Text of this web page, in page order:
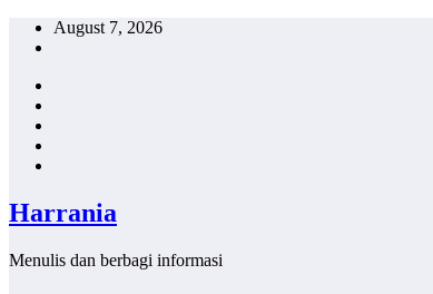
Skip
August 7, 2026
Harrania
Menulis dan berbagi informasi